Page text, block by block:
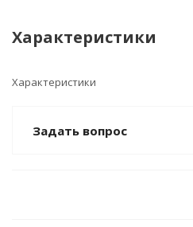
Характеристики
Характеристики
Задать вопрос